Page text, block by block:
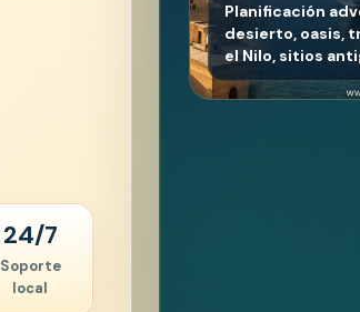
24/7
Soporte
local
Planificación
desierto, oasis,
el Nilo, sitios